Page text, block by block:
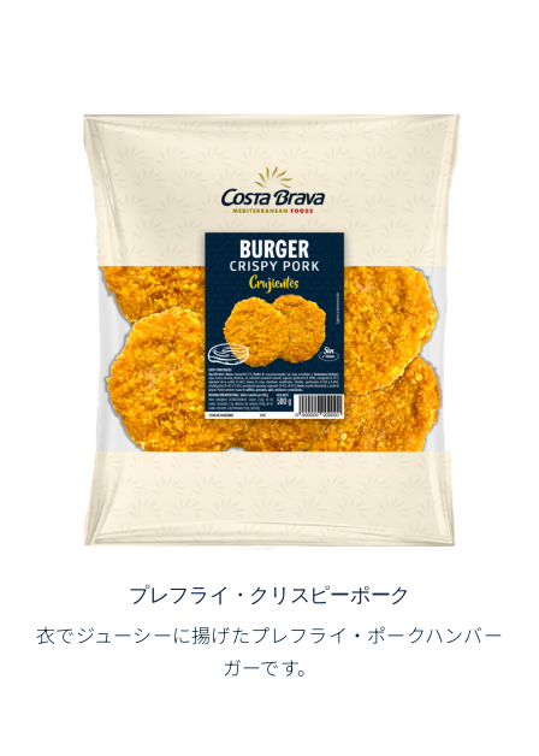
プレフライ・クリスピーポーク
衣でジューシーに揚げたプレフライ・ポークハンバー
ガーです。